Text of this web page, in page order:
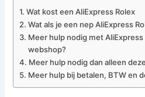
Wat kost een AliExpress Rolex
Wat als je een nep AliExpress
Meer hulp nodig met
webshop?
Meer hulp nodig dan alleen
Meer hulp bij betalen, BTW en